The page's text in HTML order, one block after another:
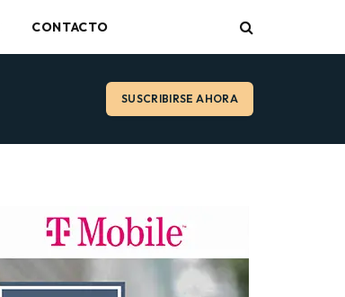
CONTACTO
SUSCRIBIRSE AHORA